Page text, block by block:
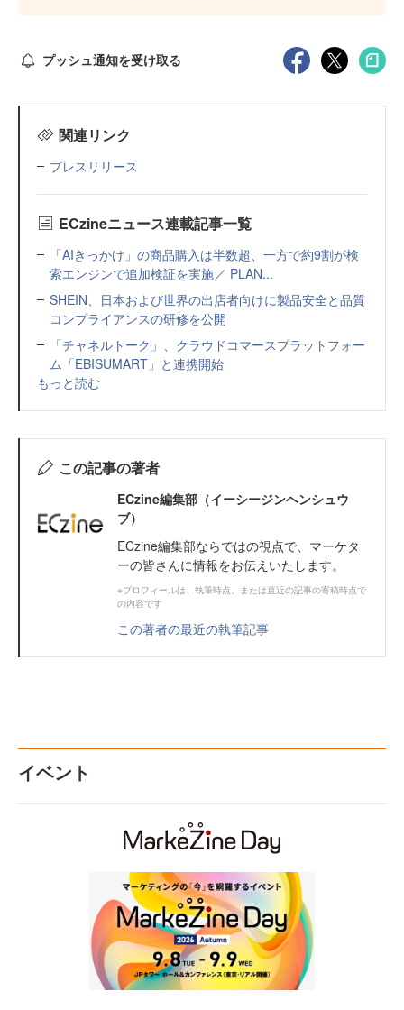
プッシュ通知を受け取る
関連リンク
プレスリリース
ECzineニュース連載記事一覧
「AIきっかけ」の商品購入は半数超、一方で約9割が検
索エンジンで追加検証を実施／ PLAN...
SHEIN、日本および世界の出店者向けに製品安全と品質
コンプライアンスの研修を公開
「チャネルトーク」、クラウドコマースプラットフォー
ム「EBISUMART」と連携開始
もっと読む
この記事の著者
ECzine編集部（イーシージンヘンシュウ
ブ）
ECzine編集部ならではの視点で、マーケタ
ーの皆さんに情報をお伝えいたします。
※プロフィールは、執筆時点、または直近の記事の寄稿時点で
の内容です
この著者の最近の執筆記事
イベント